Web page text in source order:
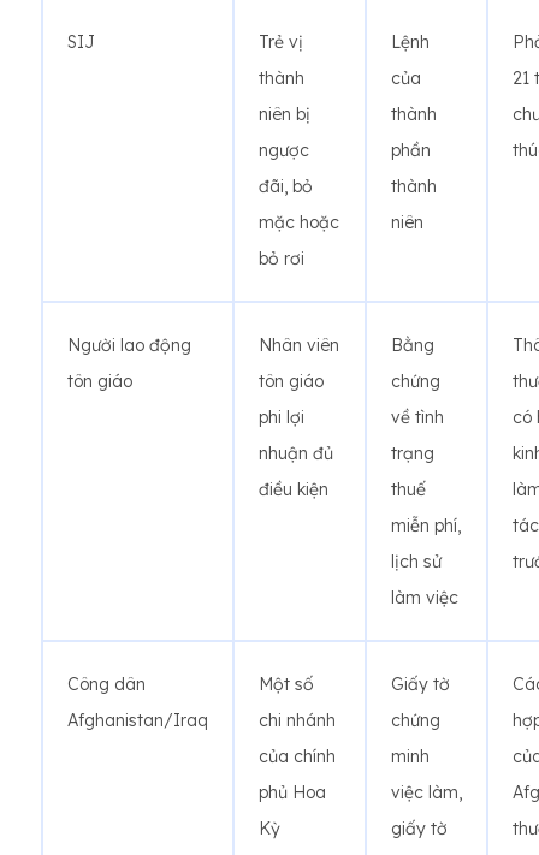
SIJ
Trẻ vị
thành
niên bị
ngược
đãi, bỏ
mặc hoặc
bỏ rơi
Lệnh
của
thành
phần
thành
niên
21
Người lao động
tôn giáo
Nhân viên
tôn giáo
phi lợi
nhuận đủ
điều kiện
Bằng
chứng
về tình
trạng
thuế
miễn phí,
lịch sử
làm việc
có
Công dân
Afghanistan/Iraq
Một số
chi nhánh
của chính
phủ Hoa
Kỳ
Giấy tờ
chứng
minh
việc làm,
giấy tờ